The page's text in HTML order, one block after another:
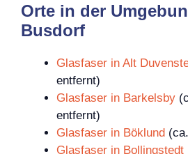
Orte in der
Busdorf
Glasfaser in Alt
entfernt)
Glasfaser in Barkelsby
entfernt)
Glasfaser in Böklund
Glasfaser in Bollingstedt